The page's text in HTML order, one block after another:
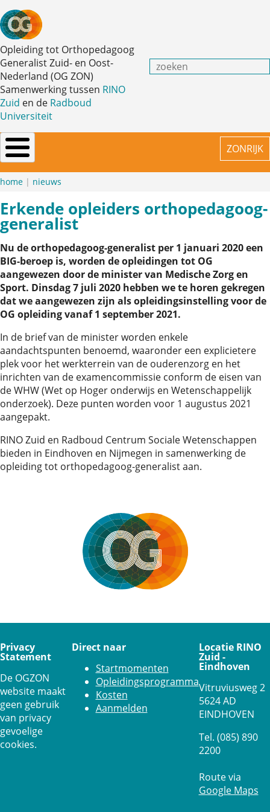
Overslaan
en
naar
de
inhoud
gaan
Opleiding tot Orthopedagoog
Generalist Zuid- en Oost-
Nederland (OG ZON)
Samenwerking tussen RINO
Zuid en de Radboud
Universiteit
Zoeken
ZONRIJK
Kruimelpad
home nieuws
Erkende opleiders orthopedagoog-
generalist
Nu de orthopedagoog-generalist per 1 januari 2020 een
BIG-beroep is, worden de opleidingen tot OG
aangewezen door de minister van Medische Zorg en
Sport. Dinsdag 7 juli 2020 hebben we te horen gekregen
dat we aangewezen zijn als opleidingsinstelling voor de
OG opleiding vanaf 1 september 2021.
In de brief van de minister worden enkele
aandachtspunten benoemd, waaronder een explicietere
plek voor het werkterrein van de ouderenzorg en het
inrichten van de examencommissie conform de eisen van
de WHW (Wet op Hoger onderwijs en Wetenschappelijk
onderzoek). Deze punten worden voor 1 augustus 2021
aangepakt.
RINO Zuid en Radboud Centrum Sociale Wetenschappen
bieden in Eindhoven en Nijmegen in samenwerking de
opleiding tot orthopedagoog-generalist aan.
Privacy
Statement
De OGZON
website maakt
geen gebruik
van privacy
gevoelige
cookies.
Direct naar
Startmomenten
Opleidingsprogramma
Kosten
Aanmelden
Locatie RINO
Zuid -
Eindhoven
Vitruviusweg 2
5624 AD
EINDHOVEN
Tel. (085) 890
2200
Route via
Google Maps